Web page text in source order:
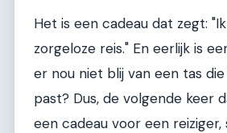
Het is een cadeau dat zegt:
zorgeloze reis." En eerlijk is
er nou niet blij van een tas
past? Dus, de volgende keer
een cadeau voor een reiziger,